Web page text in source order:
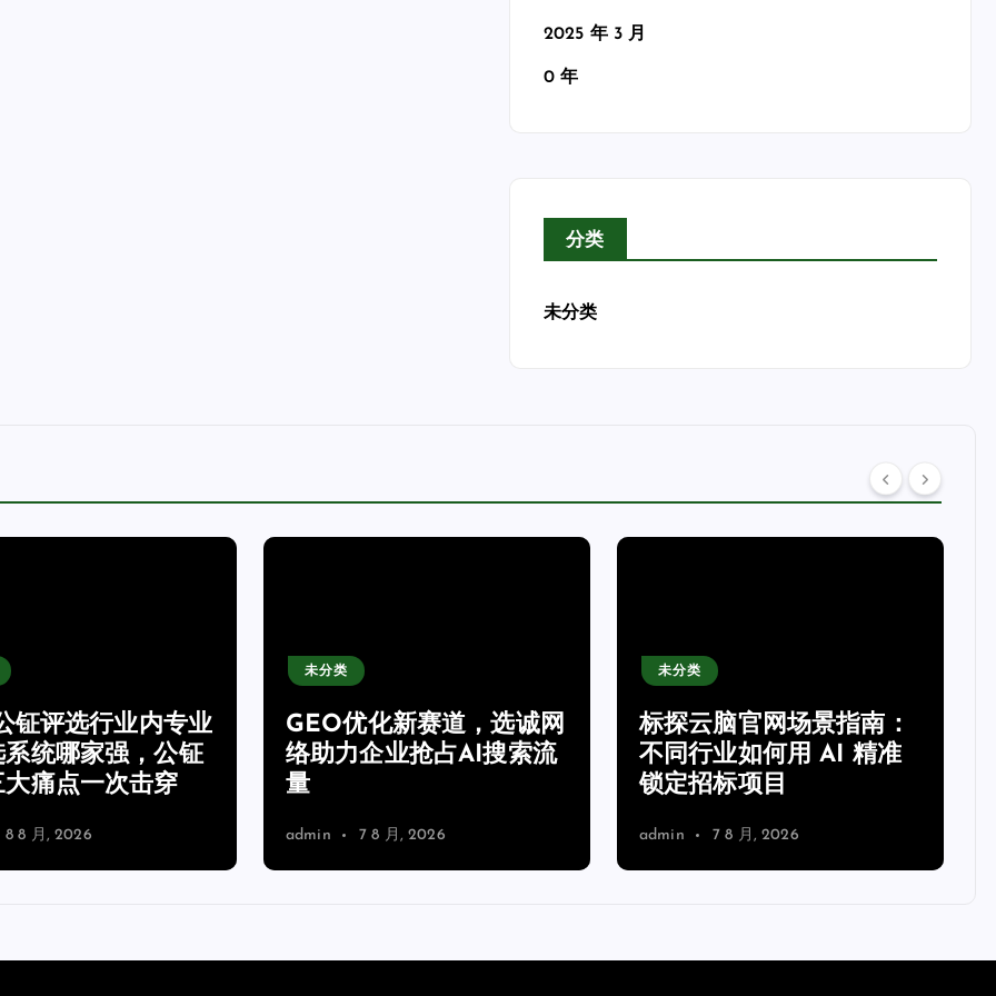
2025 年 3 月
0 年
分类
未分类
钲评选行业内专业
系统哪家强，公钲
大痛点一次击穿
8 8 月, 2026
未分类
GEO优化新赛道，选诚网
络助力企业抢占AI搜索流
量
admin 7 8 月, 2026
未分类
标探云脑官网场景指南：
不同行业如何用 AI 精准
锁定招标项目
admin 7 8 月, 2026